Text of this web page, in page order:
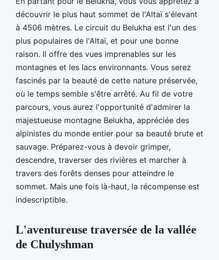
découvrir le plus haut sommet de l'Altaï s'élevant
à 4506 mètres. Le circuit du Belukha est l'un des
plus populaires de l'Altaï, et pour une bonne
raison. Il offre des vues imprenables sur les
montagnes et les lacs environnants. Vous serez
fascinés par la beauté de cette nature préservée,
où le temps semble s'être arrêté. Au fil de votre
parcours, vous aurez l'opportunité d'admirer la
majestueuse montagne Belukha, appréciée des
alpinistes du monde entier pour sa beauté brute et
sauvage. Préparez-vous à devoir grimper,
descendre, traverser des rivières et marcher à
travers des forêts denses pour atteindre le
sommet. Mais une fois là-haut, la récompense est
indescriptible.
L'aventureuse traversée de la vallée
de Chulyshman